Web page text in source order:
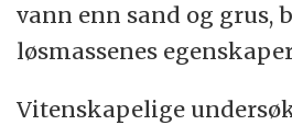
vann enn sand og grus,
løsmassenes
Vitenskapelige